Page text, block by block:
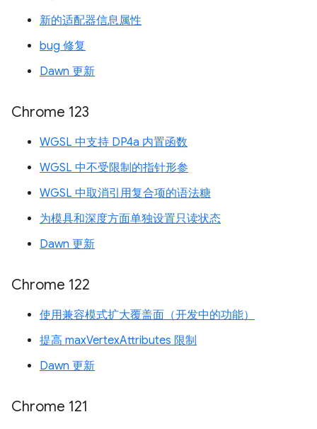
新的适配器信息属性
bug 修复
Dawn 更新
Chrome 123
WGSL 中支持 DP4a 内置函数
WGSL 中不受限制的指针形参
WGSL 中取消引用复合项的语法糖
为模具和深度方面单独设置只读状态
Dawn 更新
Chrome 122
使用兼容模式扩大覆盖面（开发中的功能）
提高 maxVertexAttributes 限制
Dawn 更新
Chrome 121